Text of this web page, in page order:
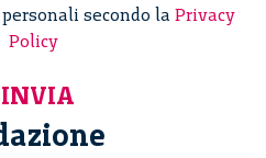
secondo la Privacy
Policy